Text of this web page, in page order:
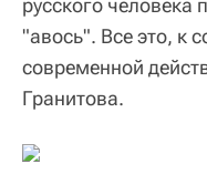
русского
"авось". Все это, к
современной
Гранитова.